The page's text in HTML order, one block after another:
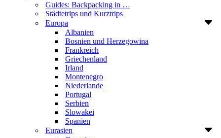
Guides: Backpacking in …
Städtetrips und Kurztrips
Europa
Albanien
Bosnien und Herzegowina
Frankreich
Griechenland
Irland
Montenegro
Niederlande
Portugal
Serbien
Slowakei
Spanien
Eurasien